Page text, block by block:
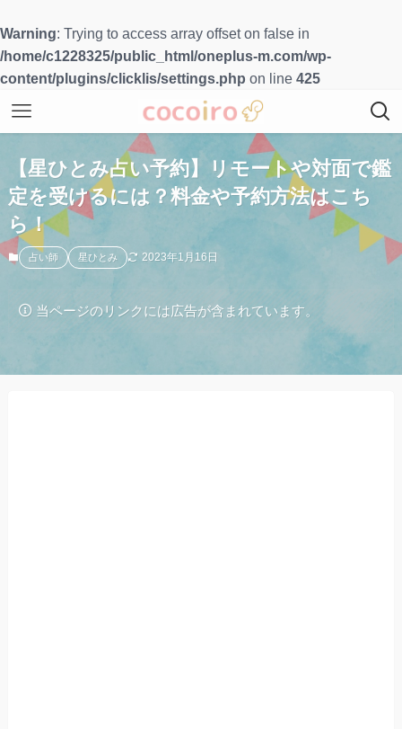
Warning: Trying to access array offset on false in
/home/c1228325/public_html/oneplus-m.com/wp-
content/plugins/clicklis/settings.php on line 425
【星ひとみ占い予約】リモートや対面で鑑
定を受けるには？料金や予約方法はこち
ら！
占い師 星ひとみ 2023年1月16日
当ページのリンクには広告が含まれています。